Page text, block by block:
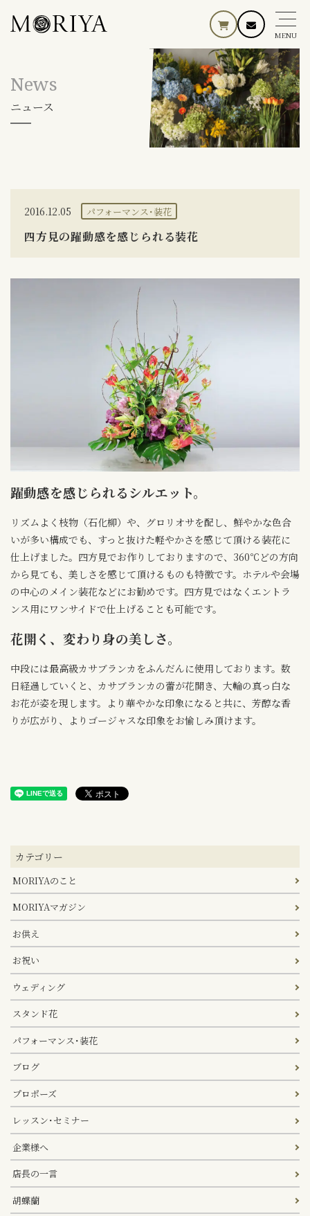
MENU
News
ニュース
2016.12.05 パフォーマンス･装花
四方見の躍動感を感じられる装花
躍動感を感じられるシルエット。
リズムよく枝物（石化柳）や、グロリオサを配し、鮮やかな色合
いが多い構成でも、すっと抜けた軽やかさを感じて頂ける装花に
仕上げました。四方見でお作りしておりますので、360℃どの方向
から見ても、美しさを感じて頂けるものも特徴です。ホテルや会場
の中心のメイン装花などにお勧めです。四方見ではなくエントラ
ンス用にワンサイドで仕上げることも可能です。
花開く、変わり身の美しさ。
中段には最高級カサブランカをふんだんに使用しております。数
日経過していくと、カサブランカの蕾が花開き、大輪の真っ白な
お花が姿を現します。より華やかな印象になると共に、芳醇な香
りが広がり、よりゴージャスな印象をお愉しみ頂けます。
カテゴリー
MORIYAのこと
MORIYAマガジン
お供え
お祝い
ウェディング
スタンド花
パフォーマンス･装花
ブログ
プロポーズ
レッスン･セミナー
企業様へ
店長の一言
胡蝶蘭